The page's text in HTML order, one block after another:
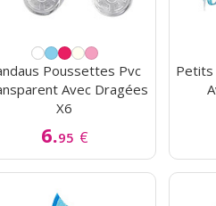
Poussettes Pvc
Avec Dragées
X6
6.95 €
Petits